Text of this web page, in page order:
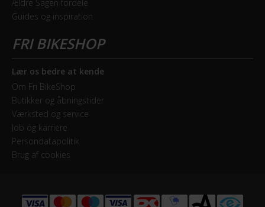
Drivlinje
Forskifter
Frontklinger
3x - Triple
Geargruppe
Geartype
Ældre Sagen fordele
Guides og inspiration
Lær os bedre at kende
Om Fri BikeShop
Butikker og åbningstider
Værksted og service
Job og karriere
Persondatapolitik
Brug af cookies